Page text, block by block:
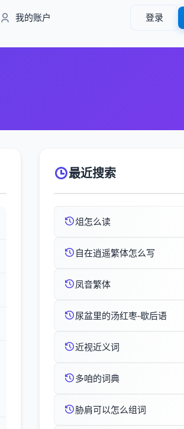
我的账户 登录
最近搜索
俎怎么读
自在逍遥繁体怎么写
凤音繁体
尿盆里的汤红枣-歇后语
近视近义词
多咱的词典
胁肩可以怎么组词